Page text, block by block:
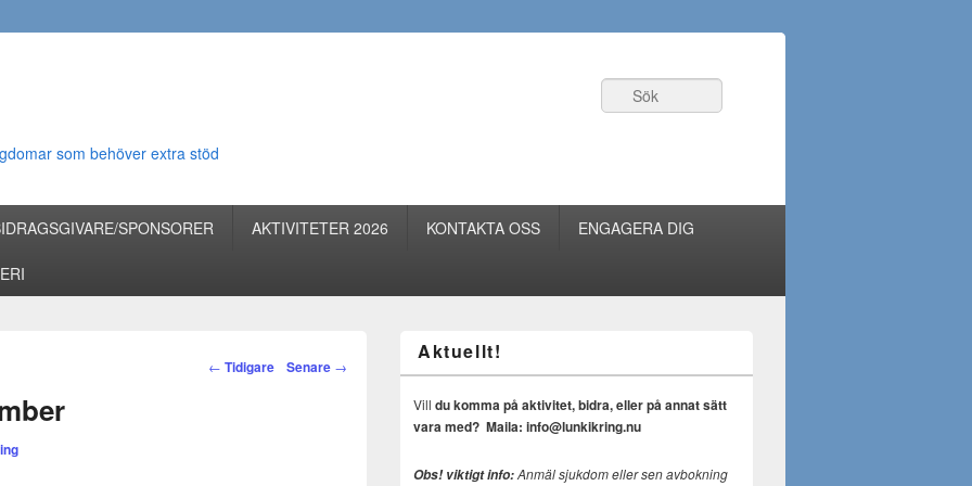
som behöver extra stöd
SPONSORER AKTIVITETER 2026 KONTAKTA OSS ENGAGERA DIG
Inläggsnavigering
← Tidigare Senare →
Aktuellt!
Vill du komma på aktivitet, bidra, eller på annat sätt
vara med? Maila: info@lunkikring.nu
Obs! viktigt info:Anmäl sjukdom eller sen avbokning